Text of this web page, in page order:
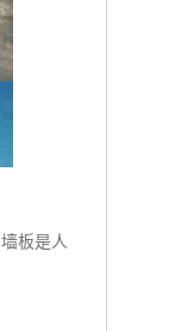
板是人